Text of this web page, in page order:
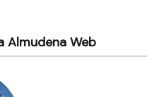
Almudena Web